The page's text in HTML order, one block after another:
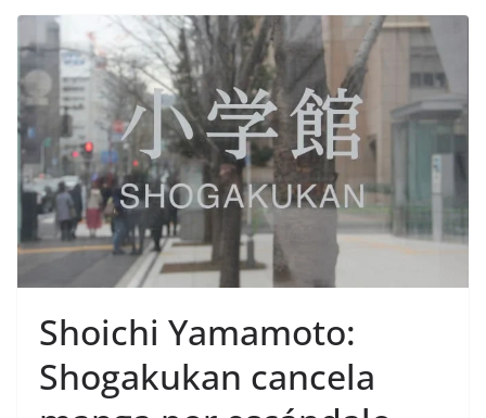
Shoichi Yamamoto:
Shogakukan cancela